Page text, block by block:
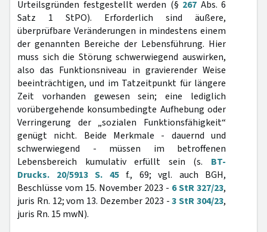
Urteilsgründen festgestellt werden (§ 267 Abs. 6
Satz 1 StPO). Erforderlich sind äußere,
überprüfbare Veränderungen in mindestens einem
der genannten Bereiche der Lebensführung. Hier
muss sich die Störung schwerwiegend auswirken,
also das Funktionsniveau in gravierender Weise
beeinträchtigen, und im Tatzeitpunkt für längere
Zeit vorhanden gewesen sein; eine lediglich
vorübergehende konsumbedingte Aufhebung oder
Verringerung der „sozialen Funktionsfähigkeit“
genügt nicht. Beide Merkmale - dauernd und
schwerwiegend - müssen im betroffenen
Lebensbereich kumulativ erfüllt sein (s. BT-
Drucks. 20/5913 S. 45f., 69; vgl. auch BGH,
Beschlüsse vom 15. November 2023 - 6 StR 327/23,
juris Rn. 12; vom 13. Dezember 2023 -3 StR 304/23,
juris Rn. 15 mwN).